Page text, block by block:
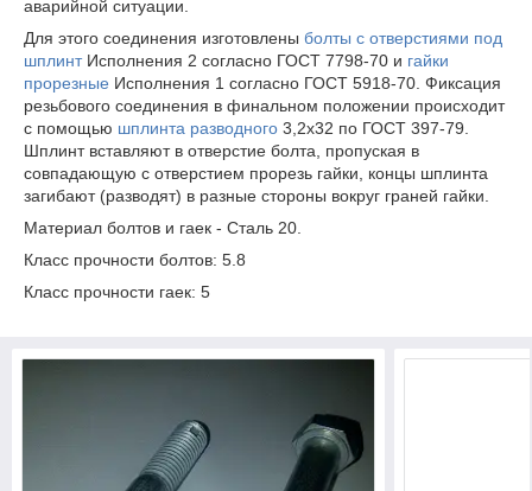
аварийной ситуации.
Для этого соединения изготовлены болты с отверстиями под
шплинтИсполнения 2 согласно ГОСТ 7798-70 и гайки
прорезные Исполнения 1 согласно ГОСТ 5918-70. Фиксация
резьбового соединения в финальном положении происходит
с помощью шплинта разводного 3,2х32 по ГОСТ 397-79.
Шплинт вставляют в отверстие болта, пропуская в
совпадающую с отверстием прорезь гайки, концы шплинта
загибают (разводят) в разные стороны вокруг граней гайки.
Материал болтов и гаек - Сталь 20.
Класс прочности болтов: 5.8
Класс прочности гаек: 5